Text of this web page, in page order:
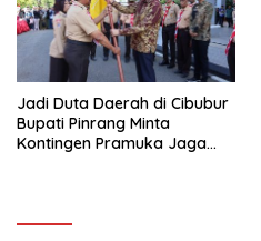
Jadi Duta Daerah di Cibubur
Bupati Pinrang Minta
Kontingen Pramuka Jaga